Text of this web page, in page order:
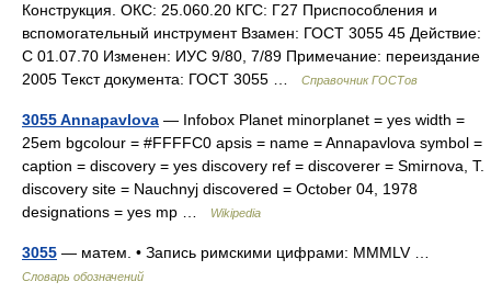
Конструкция. ОКС: 25.060.20 КГС: Г27 Приспособления и
вспомогательный инструмент Взамен: ГОСТ 3055 45 Действие:
С 01.07.70 Изменен: ИУС 9/80, 7/89 Примечание: переиздание
2005 Текст документа: ГОСТ 3055 …
Справочник ГОСТов
3055 Annapavlova — Infobox Planet minorplanet = yes width =
25em bgcolour = #FFFFC0 apsis = name = Annapavlova symbol =
caption = discovery = yes discovery ref = discoverer = Smirnova, T.
discovery site = Nauchnyj discovered = October 04, 1978
designations = yes mp …
Wikipedia
3055 — матем. • Запись римскими цифрами: MMMLV …
Словарь обозначений